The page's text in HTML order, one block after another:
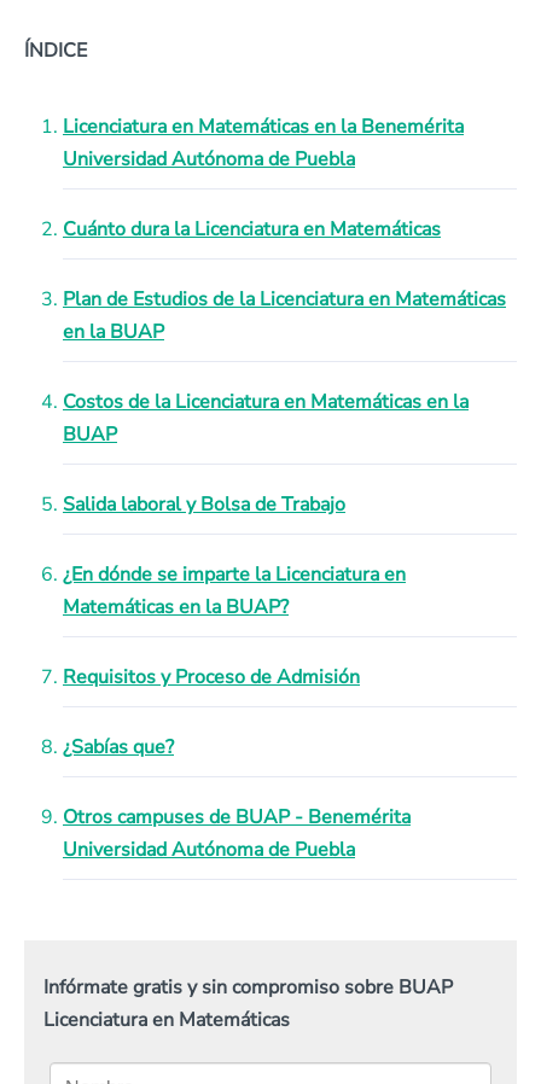
ÍNDICE
Licenciatura en Matemáticas en la Benemérita
Universidad Autónoma de Puebla
Cuánto dura la Licenciatura en Matemáticas
Plan de Estudios de la Licenciatura en Matemáticas
en la BUAP
Costos de la Licenciatura en Matemáticas en la
BUAP
Salida laboral y Bolsa de Trabajo
¿En dónde se imparte la Licenciatura en
Matemáticas en la BUAP?
Requisitos y Proceso de Admisión
¿Sabías que?
Otros campuses de BUAP - Benemérita
Universidad Autónoma de Puebla
Infórmate gratis y sin compromiso sobre BUAP
Licenciatura en Matemáticas